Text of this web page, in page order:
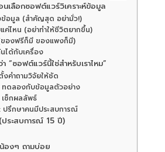
เลือกซอฟต์แวร์วิเคราะห์ข้อมูล
ข้อมูล (สำคัญสุด อย่ามั่ว!)
ค่ไหน (อย่าทำให้ชีวิตยากขึ้น)
ของฟรีก็มี ของแพงก็มี)
ได้กับเครื่อง
“ซอฟต์แวร์นี้ใช่สำหรับเราไหม”
คำถามวิจัยให้ชัด
ดลองกับข้อมูลตัวอย่าง
ช็กผลลัพธ์
รึกษาคนมีประสบการณ์
ระสบการณ์ 15 ปี)
องๆ ถามบ่อย